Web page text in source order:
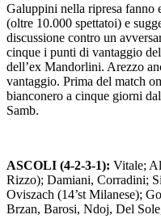
Galuppini nella ripresa fanno
(oltre 10.000 spettatoi) e
discussione contro un
cinque i punti di vantaggio
dell’ex Mandorlini. Arezzo
vantaggio. Prima del match
bianconero a cinque giorni
Samb.
ASCOLI (4-2-3-1): Vitale;
Rizzo); Damiani, Corradini;
Oviszach (14’st Milanese);
Brzan, Barosi, Ndoj, Del